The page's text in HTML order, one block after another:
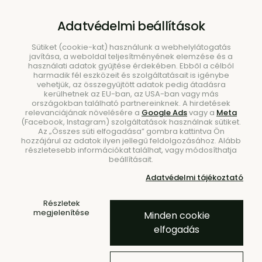
Keresés
ester & erik
ester & erik
Az ester & erik egy dán családi vállalkozás, több mint 35
éves hagyománnyal. Már 1987 óta szeretettel és
Adatvédelmi beállítások
Sütiket (cookie-kat) használunk a webhelylátogatás
javítása, a weboldal teljesítményének elemzése és a
használati adatok gyűjtése érdekében. Ebből a célból
harmadik fél eszközeit és szolgáltatásait is igénybe
vehetjük, az összegyűjtött adatok pedig átadásra
kerülhetnek az EU-ban, az USA-ban vagy más
országokban található partnereinknek. A hirdetések
relevanciájának növelésére a Google Adsvagy a Meta
(Facebook, Instagram) szolgáltatások használnak sütiket.
Az „Összes süti elfogadása” gombra kattintva Ön
hozzájárul az adatok ilyen jellegű feldolgozásához. Alább
részletesebb információkat találhat, vagy módosíthatja
beállításait.
Adatvédelmi tájékoztató
Részletek
megjelenítése
Minden cookie
elfogadás